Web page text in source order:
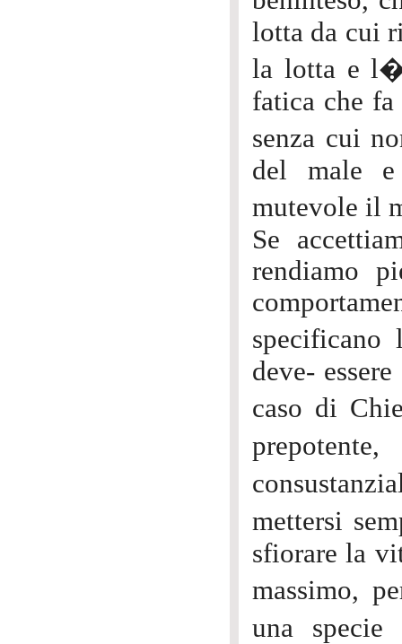
lotta da cui
la lotta e
fatica che
senza cui
del male
mutevole il
Se
rendiamo
deve-
caso di
mettersi
sfiorare la
massimo,
una